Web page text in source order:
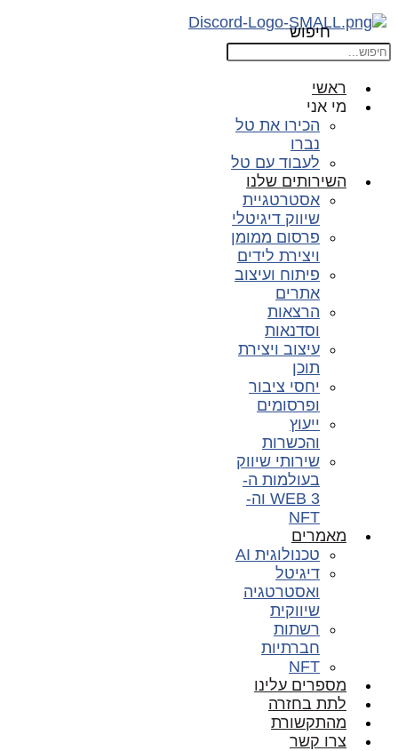
חיפוש
ראשי
מי אני
הכירו את טל
נברו
לעבוד עם טל
השירותים שלנו
אסטרטגיית
שיווק דיגיטלי
פרסום ממומן
ויצירת לידים
פיתוח ועיצוב
אתרים
הרצאות
וסדנאות
עיצוב ויצירת
תוכן
יחסי ציבור
ופרסומים
ייעוץ
והכשרות
שירותי שיווק
בעולמות ה-
WEB 3 וה-
NFT
מאמרים
טכנולוגית AI
דיגיטל
ואסטרטגיה
שיווקית
רשתות
חברתיות
NFT
מספרים עלינו
לתת בחזרה
מהתקשורת
צרו קשר